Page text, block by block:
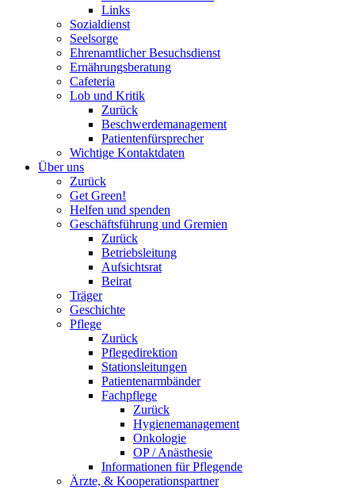
Links
Sozialdienst
Seelsorge
Ehrenamtlicher Besuchsdienst
Ernährungsberatung
Cafeteria
Lob und Kritik
Zurück
Beschwerdemanagement
Patientenfürsprecher
Wichtige Kontaktdaten
Über uns
Zurück
Get Green!
Helfen und spenden
Geschäftsführung und Gremien
Zurück
Betriebsleitung
Aufsichtsrat
Beirat
Träger
Geschichte
Pflege
Zurück
Pflegedirektion
Stationsleitungen
Patientenarmbänder
Fachpflege
Zurück
Hygienemanagement
Onkologie
OP / Anästhesie
Informationen für Pflegende
Ärzte, & Kooperationspartner